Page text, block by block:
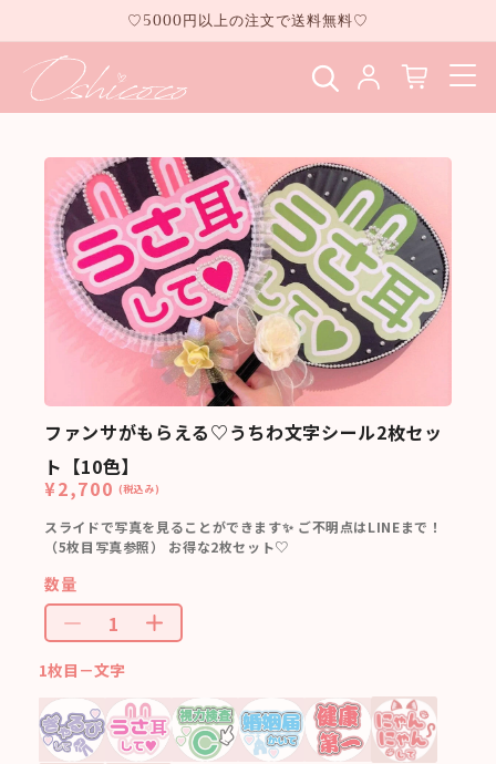
進む
♡5000円以上の注文で送料無料♡
ファンサがもらえる♡うちわ文字シール2枚セッ
ト【10色】
¥2,700 (税込み)
スライドで写真を見ることができます✨ ご不明点はLINEまで！
（5枚目写真参照） お得な2枚セット♡
数量
1枚目－文字